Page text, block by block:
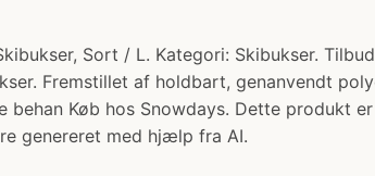
Sort / L. Kategori: Skibukser.
Fremstillet af holdbart, genanvendt
Køb hos Snowdays. Dette produkt
genereret med hjælp fra AI.